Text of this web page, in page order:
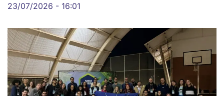
23/07/2026 - 16:01